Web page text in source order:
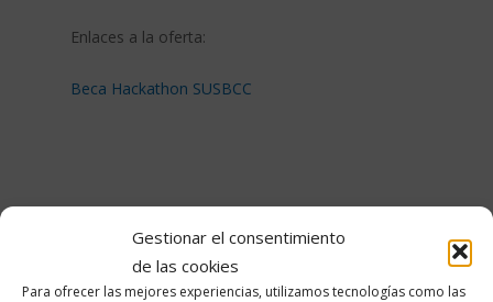
Gestionar el consentimiento
de las cookies
Para ofrecer las mejores experiencias, utilizamos tecnologías como las
Enlaces a la oferta:
Beca Hackathon SUSBCC